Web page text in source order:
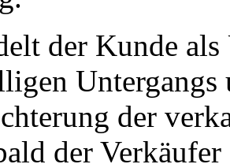
der Kunde
der
der